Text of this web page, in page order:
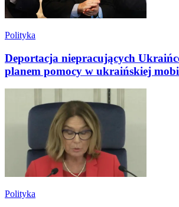
Polityka
Deportacja niepracujących
planem pomocy w ukraińskiej
Polityka